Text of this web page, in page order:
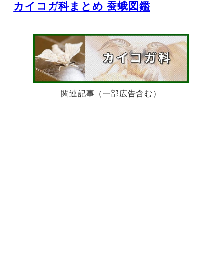
カイコガ科まとめ 蚕蛾図鑑
関連記事（一部広告含む）